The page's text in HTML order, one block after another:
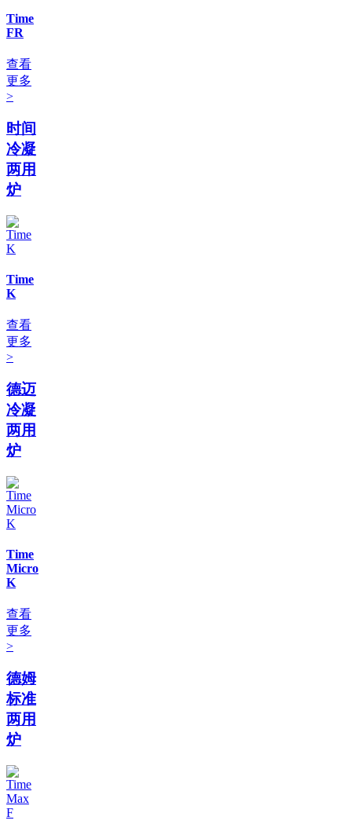
Time
FR
查看
更多
>
时间
冷凝
两用
炉
Time
K
查看
更多
>
德迈
冷凝
两用
炉
Time
Micro
K
查看
更多
>
德姆
标准
两用
炉